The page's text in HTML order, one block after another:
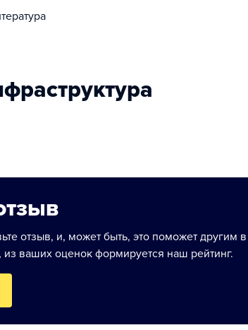
отзыв, и, может быть, это поможет другим в
ваших оценок формируется наш рейтинг.